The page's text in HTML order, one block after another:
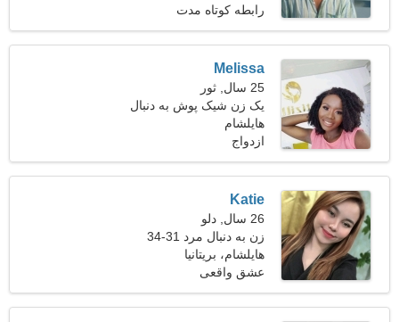
کیلوگرم (196 پوند)
رابطه کوتاه مدت
Melissa
25 سال, ثور
یک زن شیک پوش به دنبال
شریک زندگی است
هایلشام
ازدواج
Katie
26 سال, دلو
زن به دنبال مرد 31-34
هایلشام، بریتانیا
عشق واقعی